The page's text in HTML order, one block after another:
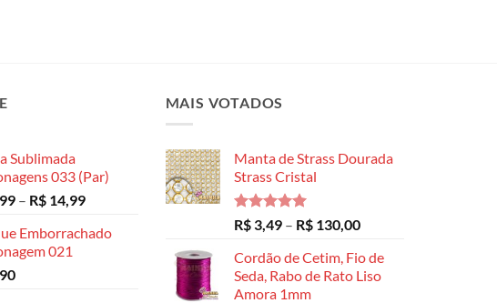
Sublimada
033 (Par)
– R$ 14,99Faixa
preço:
Emborrachado
021
MAIS VOTADOS
Manta de Strass Dourada
Strass Cristal
Avaliação
5.00
de 5
R$3,49 – R$130,00Faixa
preço:
R$ 3,49
Cordão de Cetim, Fio de
Seda, Rabo de Rato Liso
Amora 1mm